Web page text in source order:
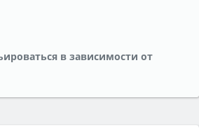
в зависимости от